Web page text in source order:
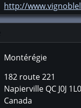
http://
Montérégie
182 route 221
Napierville QC J0J 1L0
Canada